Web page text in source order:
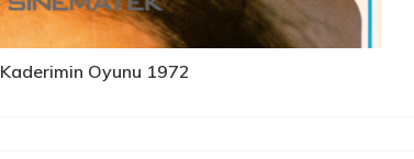
Kaderimin Oyunu 1972